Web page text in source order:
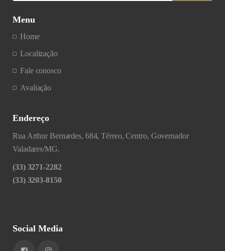
Menu
Home
Localização
Fale conosco
Avaliação
Endereço
Rua Arthur Bernardes, 684, Térreo, Centro, Governador
Valadares/MG.
(33) 3271-2282
(33) 3203-8150
Social Media